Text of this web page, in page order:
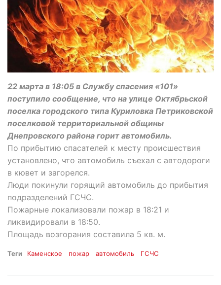
22 марта в 18:05 в Службу спасения «101»
поступило сообщение, что на улице Октябрьской
поселка городского типа Куриловка Петриковской
поселковой территориальной общины
Днепровского района горит автомобиль.
По прибытию спасателей к месту происшествия
установлено, что автомобиль съехал с автодороги
в кювет и загорелся.
Люди покинули горящий автомобиль до прибытия
подразделений ГСЧС.
Пожарные локализовали пожар в 18:21 и
ликвидировали в 18:50.
Площадь возгорания составила 5 кв. м.
Теги Каменское пожар автомобиль ГСЧС